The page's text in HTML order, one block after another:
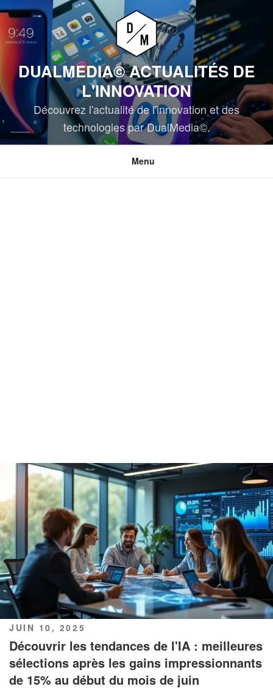
Aller
au
contenu
DUALMEDIA© ACTUALITÉS DE
L'INNOVATION
Découvrez l'actualité de l'innovation et des
technologies par DualMedia©.
Menu
PUBLIÉ
LE
JUIN 10, 2025
Découvrir les tendances de l'IA : meilleures
sélections après les gains impressionnants
de 15% au début du mois de juin